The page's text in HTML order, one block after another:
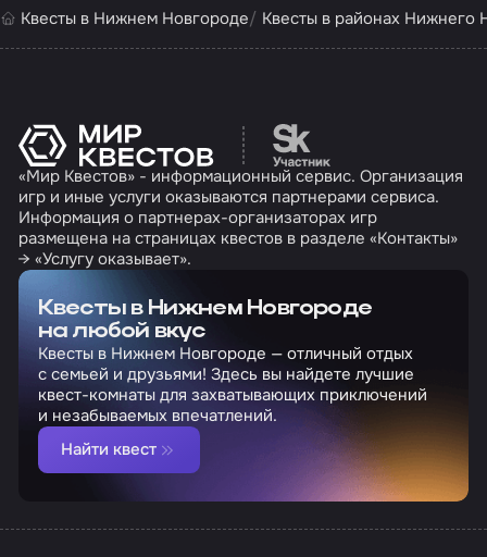
Квесты в Нижнем Новгороде Квесты в районах Нижнего
Перейти на сайт
«Мир Квестов» - информационный сервис. Организация
игр и иные услуги оказываются партнерами сервиса.
Информация о партнерах-организаторах игр
размещена на страницах квестов в разделе «Контакты»
→ «Услугу оказывает».
Квесты в Нижнем Новгороде
на любой вкус
Квесты в Нижнем Новгороде — отличный отдых
с семьей и друзьями! Здесь вы найдете лучшие
квест-комнаты для захватывающих приключений
и незабываемых впечатлений.
Найти квест